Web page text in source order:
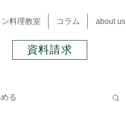
料理教室 コラム about us
資料請求
る